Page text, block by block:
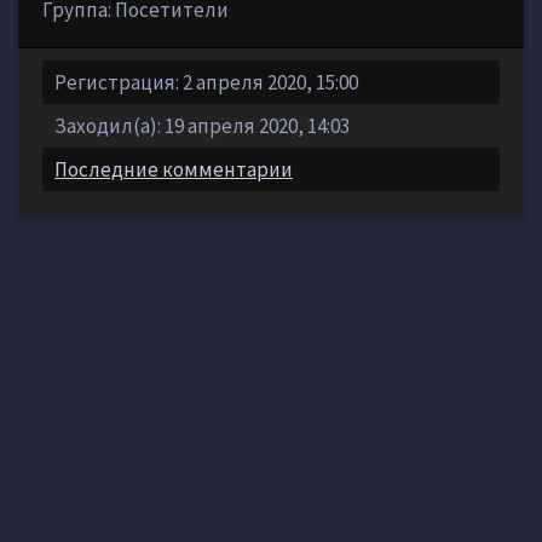
Группа: Посетители
Регистрация: 2 апреля 2020, 15:00
Заходил(а): 19 апреля 2020, 14:03
Последние комментарии